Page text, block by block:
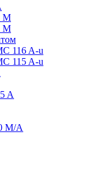
M
M
116 A-u
115 A-u
A
M/A